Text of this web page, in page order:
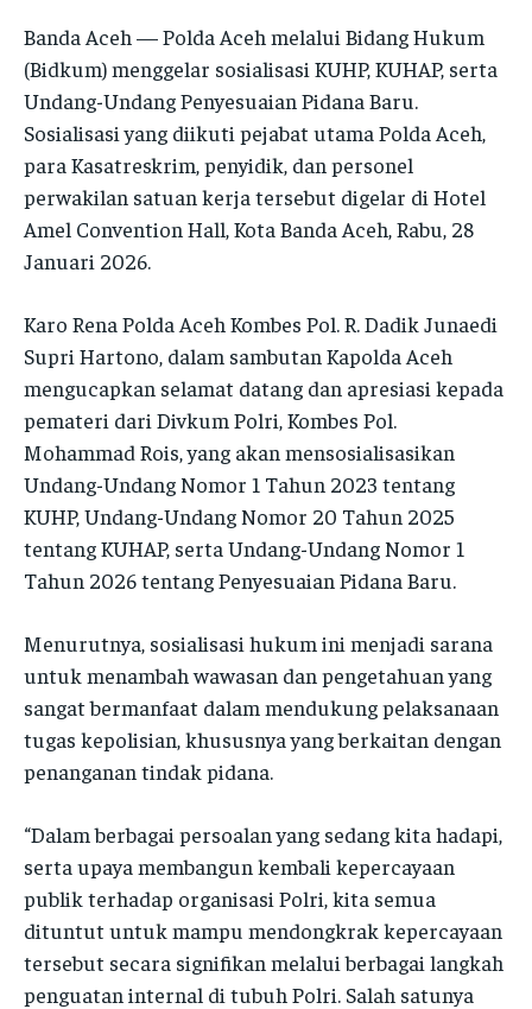
INFORMASI
PENSAT
SATKER
POLRES
LAYANAN MASYARAKAT
PENSAT
POLRI TV
MAJALAH TBN
SATKER
RO LOG
RO OPS
RO RENA
BID PROPAM
BID DOKKES
INFORMASI
PENSAT
SATKER
POLRES
LAYANAN MASYARAKAT
PENSAT
POLRI TV
MAJALAH TBN
SATKER
RO LOG
RO OPS
RO RENA
BID PROPAM
BID DOKKES
INFORMASI
PENSAT
SATKER
POLRES
LAYANAN MASYARAKAT
KONTAK
PENSAT
PPID
POLRI TV
MAJALAH TBN
SATKER
RO LOG
RO OPS
RO RENA
RO SDM
BID HUMAS
BID PROPAM
BID DOKKES
POLRES
INFORMASI
PENSAT
SATKER
POLRES
LAYANAN MASYARAKAT
KONTAK
PENSAT
PPID
POLRI TV
MAJALAH TBN
SATKER
RO LOG
RO OPS
RO RENA
RO SDM
BID HUMAS
BID PROPAM
BID DOKKES
POLRES
Banda Aceh — Polda Aceh melalui Bidang Hukum
(Bidkum) menggelar sosialisasi KUHP, KUHAP, serta
Undang-Undang Penyesuaian Pidana Baru.
Sosialisasi yang diikuti pejabat utama Polda Aceh,
para Kasatreskrim, penyidik, dan personel
perwakilan satuan kerja tersebut digelar di Hotel
Amel Convention Hall, Kota Banda Aceh, Rabu, 28
Januari 2026.
Karo Rena Polda Aceh Kombes Pol. R. Dadik Junaedi
Supri Hartono, dalam sambutan Kapolda Aceh
mengucapkan selamat datang dan apresiasi kepada
pemateri dari Divkum Polri, Kombes Pol.
Mohammad Rois, yang akan mensosialisasikan
Undang-Undang Nomor 1 Tahun 2023 tentang
KUHP, Undang-Undang Nomor 20 Tahun 2025
tentang KUHAP, serta Undang-Undang Nomor 1
Tahun 2026 tentang Penyesuaian Pidana Baru.
Menurutnya, sosialisasi hukum ini menjadi sarana
untuk menambah wawasan dan pengetahuan yang
sangat bermanfaat dalam mendukung pelaksanaan
tugas kepolisian, khususnya yang berkaitan dengan
penanganan tindak pidana.
“Dalam berbagai persoalan yang sedang kita hadapi,
serta upaya membangun kembali kepercayaan
publik terhadap organisasi Polri, kita semua
dituntut untuk mampu mendongkrak kepercayaan
tersebut secara signifikan melalui berbagai langkah
penguatan internal di tubuh Polri. Salah satunya